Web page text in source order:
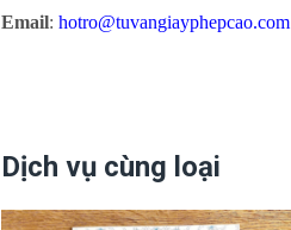
Email: hotro@tuvangiayphepcao.com
Dịch vụ cùng loại